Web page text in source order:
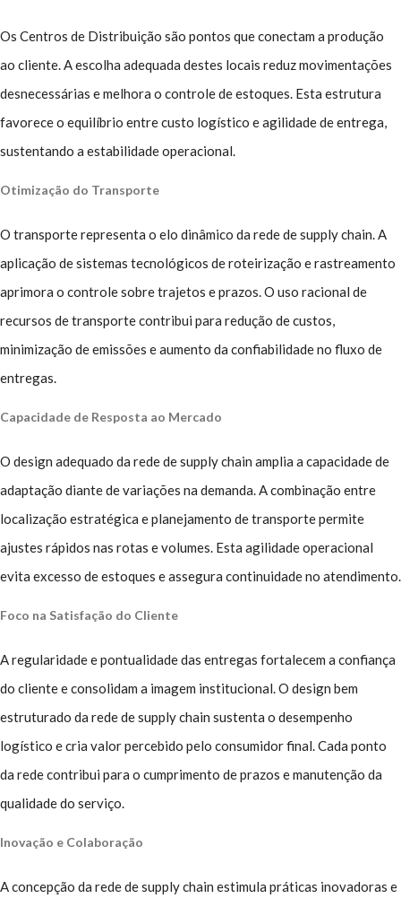
Os Centros de Distribuição são pontos que conectam a produção
ao cliente. A escolha adequada destes locais reduz movimentações
desnecessárias e melhora o controle de estoques. Esta estrutura
favorece o equilíbrio entre custo logístico e agilidade de entrega,
sustentando a estabilidade operacional.
Otimização do Transporte
O transporte representa o elo dinâmico da rede de supply chain. A
aplicação de sistemas tecnológicos de roteirização e rastreamento
aprimora o controle sobre trajetos e prazos. O uso racional de
recursos de transporte contribui para redução de custos,
minimização de emissões e aumento da confiabilidade no fluxo de
entregas.
Capacidade de Resposta ao Mercado
O design adequado da rede de supply chain amplia a capacidade de
adaptação diante de variações na demanda. A combinação entre
localização estratégica e planejamento de transporte permite
ajustes rápidos nas rotas e volumes. Esta agilidade operacional
evita excesso de estoques e assegura continuidade no atendimento.
Foco na Satisfação do Cliente
A regularidade e pontualidade das entregas fortalecem a confiança
do cliente e consolidam a imagem institucional. O design bem
estruturado da rede de supply chain sustenta o desempenho
logístico e cria valor percebido pelo consumidor final. Cada ponto
da rede contribui para o cumprimento de prazos e manutenção da
qualidade do serviço.
Inovação e Colaboração
A concepção da rede de supply chain estimula práticas inovadoras e